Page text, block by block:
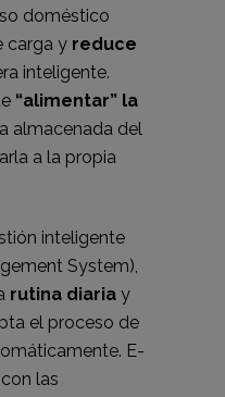
doméstico
carga y reduce
inteligente.
“alimentar” la
almacenada del
a la propia
inteligente
System),
rutina diaria y
el proceso de
E-
las